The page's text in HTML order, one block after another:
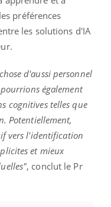
préférences
les solutions d'IA
d'aussi personnel
également
cognitives telles que
Potentiellement,
vers l'identification
et mieux
, conclut le Pr